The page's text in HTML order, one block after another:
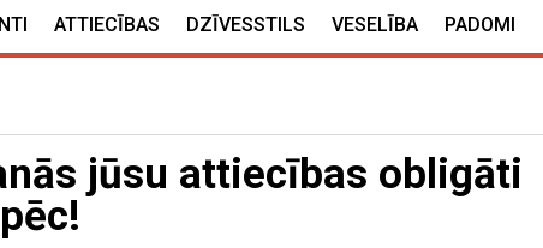
ATTIECĪBAS DZĪVESSTILS VESELĪBA PADOMI
jūsu attiecības obligāti